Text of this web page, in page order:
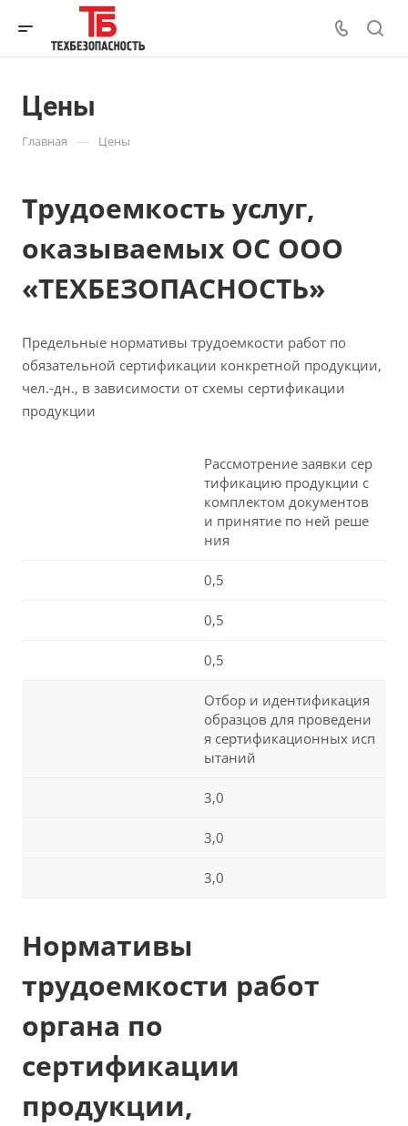
Цены
Главная — Цены
Трудоемкость услуг,
оказываемых ОС ООО
«ТЕХБЕЗОПАСНОСТЬ»
Предельные нормативы трудоемкости работ по
обязательной сертификации конкретной продукции,
чел.-дн., в зависимости от схемы сертификации
продукции
Рассмотрение заявки сер
тификацию продукции с
комплектом документов
и принятие по ней реше
ния
0,5
0,5
0,5
Отбор и идентификация
образцов для проведени
я сертификационных исп
ытаний
3,0
3,0
3,0
Нормативы
трудоемкости работ
органа по
сертификации
продукции,